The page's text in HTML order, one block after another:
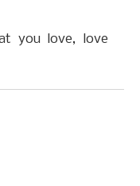
you love, love